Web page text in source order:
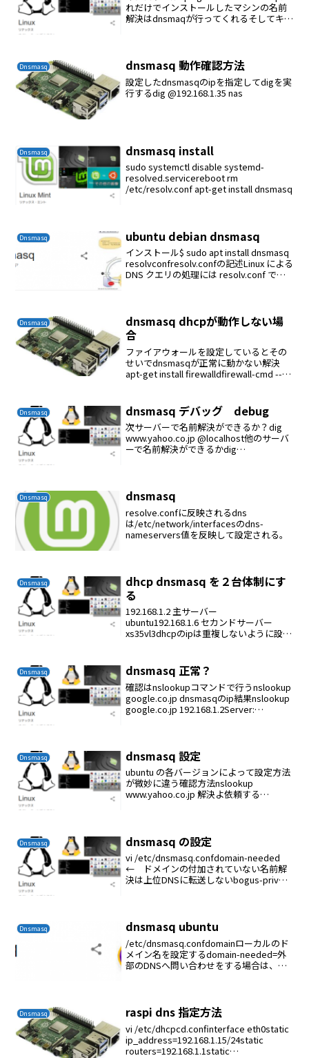
れだけでインストールしたマシンの名前
解決はdnsmaqが行ってくれるそしてキャ
Dnsmasq dnsmasq 動作確認方法
設定したdnsmasqのipを指定してdigを実
行するdig @192.168.1.35 nas
Dnsmasq dnsmasq install
sudo systemctl disable systemd-
resolved.servicereboot rm
/etc/resolv.conf apt-get install dnsmasq
Dnsmasq ubuntu debian dnsmasq
インストール$ sudo apt install dnsmasq
resolvconfresolv.confの記述Linux による
DNS クエリの処理には resolv.conf で使
Dnsmasq
dnsmasq dhcpが動作しない場
合
ファイアウォールを設定しているとその
せいでdnsmasqが正常に動かない解決
apt-get install firewalldfirewall-cmd --
Dnsmasq dnsmasq デバッグ debug
次サーバーで名前解決ができるか？dig
www.yahoo.co.jp @localhost他のサーバ
ーで名前解決ができるかdig
Dnsmasq dnsmasq
resolve.confに反映されるdns
は/etc/network/interfacesのdns-
nameservers値を反映して設定される。
Dnsmasq
dhcp dnsmasq を２台体制にす
る
192.168.1.2 主サーバー
ubuntu192.168.1.6 セカンドサーバー
xs35vl3dhcpのipは重複しないように設定
Dnsmasq dnsmasq 正常？
確認はnslookupコマンドで行うnslookup
google.co.jp dnsmasqのip結果nslookup
google.co.jp 192.168.1.2Server:
Dnsmasq dnsmasq 設定
ubuntu の各バージョンによって設定方法
が微妙に違う確認方法nslookup
www.yahoo.co.jp 解決よ依頼する
Dnsmasq dnsmasq の設定
vi /etc/dnsmasq.confdomain-needed
← ドメインの付加されていない名前解
決は上位DNSに転送しないbogus-priv
Dnsmasq dnsmasq ubuntu
/etc/dnsmasq.confdomainローカルのド
メイン名を設定するdomain-needed=外
部のDNSへ問い合わせをする場合は、ホ
Dnsmasq raspi dns 指定方法
vi /etc/dhcpcd.confinterface eth0static
ip_address=192.168.1.15/24static
routers=192.168.1.1static